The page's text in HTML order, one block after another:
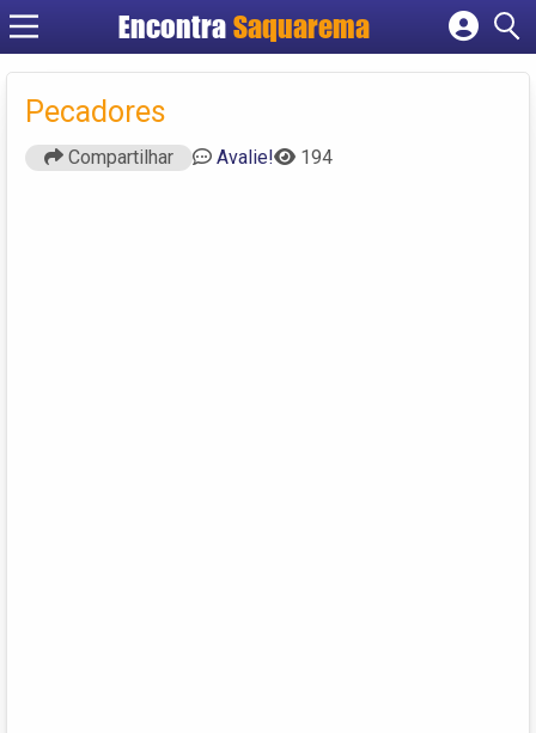
Encontra Saquarema
Cadastrar empresa
Pecadores
Compartilhar Avalie! 194